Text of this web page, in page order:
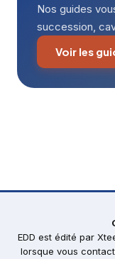
Nos guides
succession,
Voir les
EDD est édité par
lorsque vous